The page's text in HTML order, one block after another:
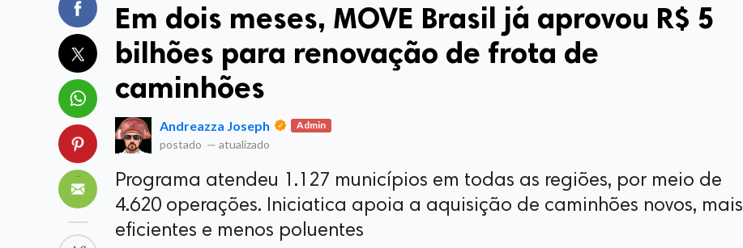
Em dois meses, MOVE Brasil já aprovou R$ 5
bilhões para renovação de frota de
caminhões
Andreazza Joseph Admin
postado — atualizado
Programa atendeu 1.127 municípios em todas as regiões, por meio de
4.620 operações. Iniciatica apoia a aquisição de caminhões novos, mais
eficientes e menos poluentes